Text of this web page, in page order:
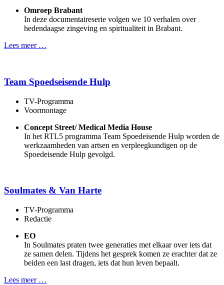
Omroep Brabant
In deze documentaireserie volgen we 10 verhalen over
hedendaagse zingeving en spiritualiteit in Brabant.
Lees meer …
Team Spoedseisende Hulp
TV-Programma
Voormontage
Concept Street/ Medical Media House
In het RTL5 programma Team Spoedeisende Hulp worden de
werkzaamheden van artsen en verpleegkundigen op de
Spoedeisende Hulp gevolgd.
Soulmates & Van Harte
TV-Programma
Redactie
EO
In Soulmates praten twee generaties met elkaar over iets dat
ze samen delen. Tijdens het gesprek komen ze erachter dat ze
beiden een last dragen, iets dat hun leven bepaalt.
Lees meer …